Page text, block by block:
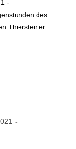
-
des
Thiersteiner…